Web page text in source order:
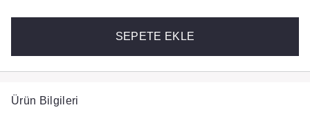
SEPETE EKLE
Ürün Bilgileri